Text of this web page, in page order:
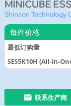
MINICUBE
Shinson Technology
每件价格
最低订购量
SES5K10H (All-In-
联系生产商